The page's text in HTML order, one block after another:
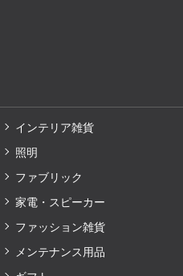
インテリア雑貨
照明
ファブリック
家電・スピーカー
ファッション雑貨
メンテナンス用品